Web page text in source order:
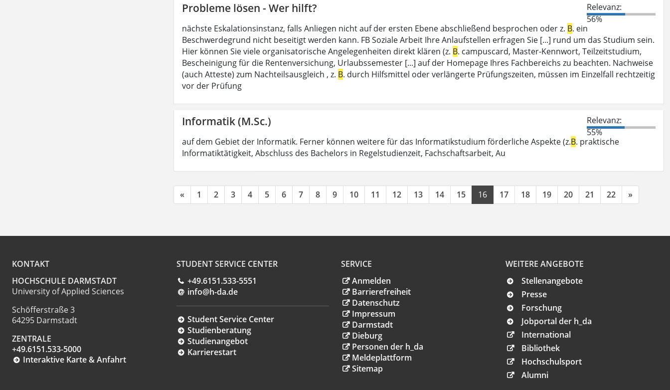
Probleme lösen - Wer hilft?
Relevanz:
56%
nächste Eskalationsinstanz, falls Anliegen nicht auf der ersten Ebene abschließend besprochen oder z. B. ein
Beschwerdegrund nicht beseitigt werden kann. FB Soziale Arbeit Ihre Anlaufstellen erfragen Sie [...] rund um das Studium sein.
Hier können Sie viele organisatorische Angelegenheiten direkt klären (z. B. campuscard, Master-Kennwort, Teilzeitstudium,
Bescheinigung für die Rentenversichung, Urlaubssemester [...] auf der Homepage Ihres Fachbereichs zu beachten. Nachweise
(auch Atteste) zum Nachteilsausgleich , z. B. durch Hilfsmittel oder verlängerte Prüfungszeiten, müssen im Einzelfall rechtzeitig
vor der Prüfung
Informatik (M.Sc.)
Relevanz:
55%
auf dem Gebiet der Informatik. Ferner können weitere für das Informatikstudium förderliche Aspekte (z.B. praktische
Informatiktätigkeit, Abschluss des Bachelors in Regelstudienzeit, Fachschaftsarbeit, Au
« 1 2 3 4 5 6 7 8 9 10 11 12 13 14 15 16 17 18 19 20 21 22 »
KONTAKT
HOCHSCHULE DARMSTADT
University of Applied Sciences
Schöfferstraße 3
64295 Darmstadt
ZENTRALE
+49.6151.533-5000
Interaktive Karte & Anfahrt
STUDENT SERVICE CENTER
+49.6151.533-5551
info@h-da.de
Student Service Center
Studienberatung
Studienangebot
Karrierestart
SERVICE
Anmelden
Barrierefreiheit
Datenschutz
Impressum
Darmstadt
Dieburg
Personen der h_da
Meldeplattform
Sitemap
WEITERE ANGEBOTE
Stellenangebote
Presse
Forschung
Jobportal der h_da
International
Bibliothek
Hochschulsport
Alumni